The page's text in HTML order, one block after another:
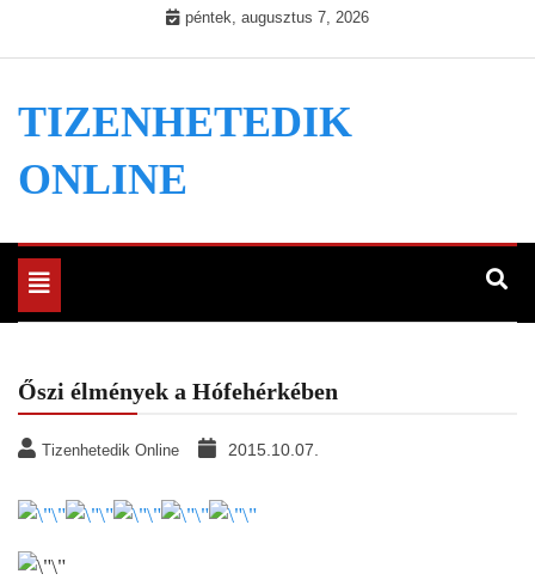
péntek, augusztus 7, 2026
TIZENHETEDIK
ONLINE
Toggle
navigation
Őszi élmények a Hófehérkében
Tizenhetedik Online 2015.10.07.